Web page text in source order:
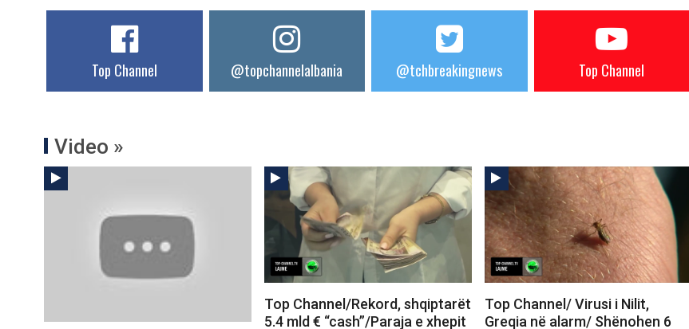
Top Channel @topchannelalbania @tchbreakingnews Top Channel
Video »
Top Channel/Rekord, shqiptarët
5.4 mld € “cash”/Paraja e xhepit
Top Channel/ Virusi i Nilit,
Greqia në alarm/ Shënohen 6